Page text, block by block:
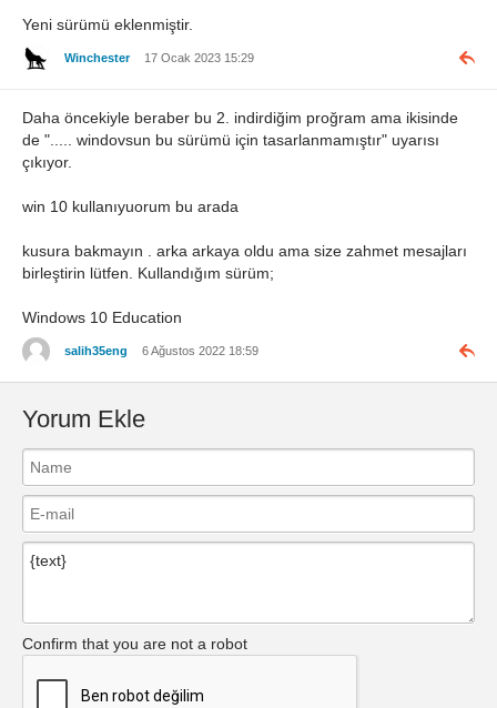
Yeni sürümü eklenmiştir.
Winchester 17 Ocak 2023 15:29
Daha öncekiyle beraber bu 2. indirdiğim proğram ama ikisinde
de "..... windovsun bu sürümü için tasarlanmamıştır" uyarısı
çıkıyor.
win 10 kullanıyuorum bu arada
kusura bakmayın . arka arkaya oldu ama size zahmet mesajları
birleştirin lütfen. Kullandığım sürüm;
Windows 10 Education
salih35eng 6 Ağustos 2022 18:59
Yorum Ekle
Confirm that you are not a robot